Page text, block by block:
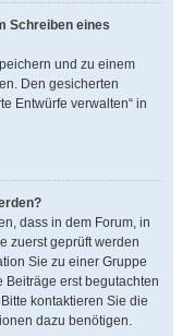
Schreiben eines
und zu einem
Den gesicherten
Entwürfe verwalten“ in
dass in dem Forum, in
zuerst geprüft werden
Sie zu einer Gruppe
erst begutachten
kontaktieren Sie die
dazu benötigen.